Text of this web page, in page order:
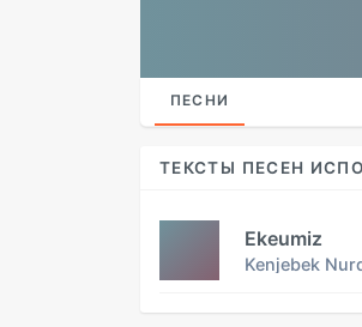
ПЕСНИ
ТЕКСТЫ ПЕСЕН
Еkeumiz
Kenjebek